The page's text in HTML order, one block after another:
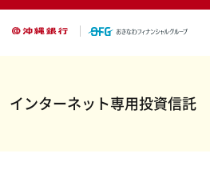
インターネット専用投資信託